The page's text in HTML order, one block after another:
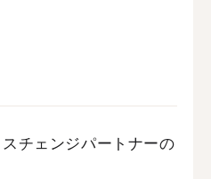
チェンジパートナーの